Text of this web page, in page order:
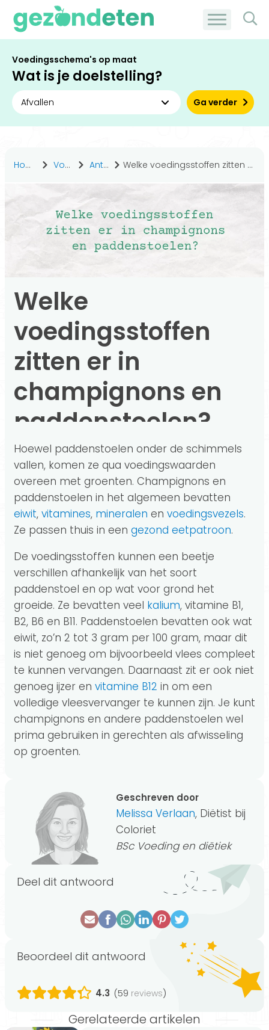
Voedingsschema's op maat
Wat is je doelstelling?
Ga verder
Home Voeding Antwoorden Welke voedingsstoffen zitten er in champignons en paddenstoelen?
Welke
voedingsstoffen
zitten er in
champignons en
paddenstoelen?
Hoewel paddenstoelen onder de schimmels
vallen, komen ze qua voedingswaarden
overeen met groenten. Champignons en
paddenstoelen in het algemeen bevatten
eiwit, vitamines, mineralen en voedingsvezels.
Ze passen thuis in een gezond eetpatroon.
De voedingsstoffen kunnen een beetje
verschillen afhankelijk van het soort
paddenstoel en op wat voor grond het
groeide. Ze bevatten veel kalium, vitamine B1,
B2, B6 en B11. Paddenstoelen bevatten ook wat
eiwit, zo’n 2 tot 3 gram per 100 gram, maar dit
is niet genoeg om bijvoorbeeld vlees compleet
te kunnen vervangen. Daarnaast zit er ook niet
genoeg ijzer en vitamine B12 in om een
volledige vleesvervanger te kunnen zijn. Je kunt
champignons en andere paddenstoelen wel
prima gebruiken in gerechten als afwisseling
op groenten.
Geschreven door
Melissa Verlaan, Diëtist bij
Coloriet
BSc Voeding en diëtiek
Deel dit antwoord
Beoordeel dit antwoord
4.3 (59 reviews)
Gerelateerde artikelen